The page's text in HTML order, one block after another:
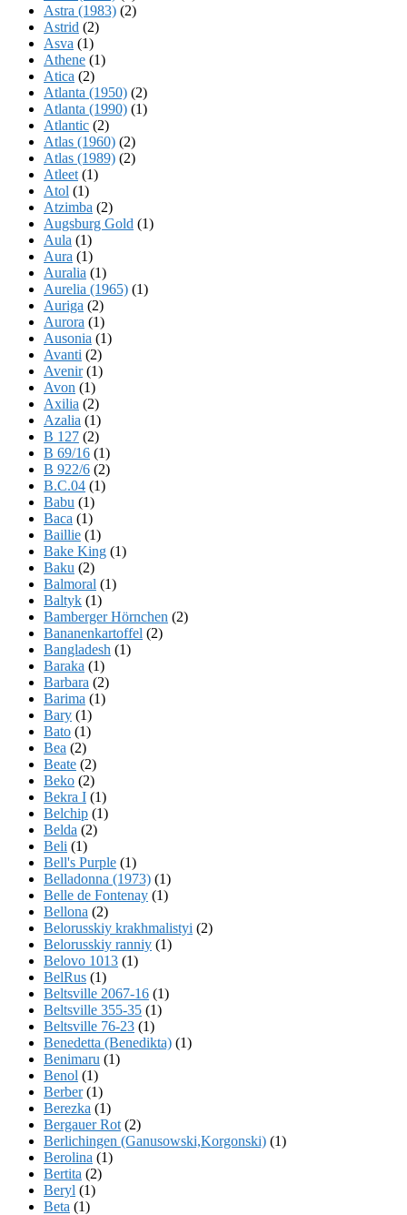
Astra (1983) (2)
Astrid (2)
Asva (1)
Athene (1)
Atica (2)
Atlanta (1950) (2)
Atlanta (1990) (1)
Atlantic (2)
Atlas (1960) (2)
Atlas (1989) (2)
Atleet (1)
Atol (1)
Atzimba (2)
Augsburg Gold (1)
Aula (1)
Aura (1)
Auralia (1)
Aurelia (1965) (1)
Auriga (2)
Aurora (1)
Ausonia (1)
Avanti (2)
Avenir(1)
Avon (1)
Axilia (2)
Azalia (1)
B 127 (2)
B 69/16 (1)
B 922/6 (2)
B.C.04 (1)
Babu (1)
Baca (1)
Baillie (1)
Bake King (1)
Baku (2)
Balmoral (1)
Baltyk (1)
Bamberger Hörnchen (2)
Bananenkartoffel (2)
Bangladesh (1)
Baraka (1)
Barbara (2)
Barima (1)
Bary (1)
Bato (1)
Bea (2)
Beate (2)
Beko (2)
Bekra I (1)
Belchip (1)
Belda (2)
Beli (1)
Bell's Purple (1)
Belladonna (1973) (1)
Belle de Fontenay (1)
Bellona (2)
Belorusskiy krakhmalistyi (2)
Belorusskiy ranniy (1)
Belovo 1013 (1)
BelRus (1)
Beltsville 2067-16 (1)
Beltsville 355-35 (1)
Beltsville 76-23 (1)
Benedetta (Benedikta) (1)
Benimaru (1)
Benol (1)
Berber(1)
Berezka (1)
Bergauer Rot (2)
Berlichingen (Ganusowski,Korgonski) (1)
Berolina (1)
Bertita (2)
Beryl (1)
Beta (1)